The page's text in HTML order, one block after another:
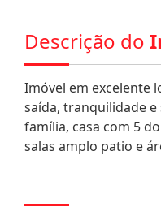
Descrição do
Imóvel em excelente
saída, tranquilidade e
família, casa com 5
salas amplo patio e